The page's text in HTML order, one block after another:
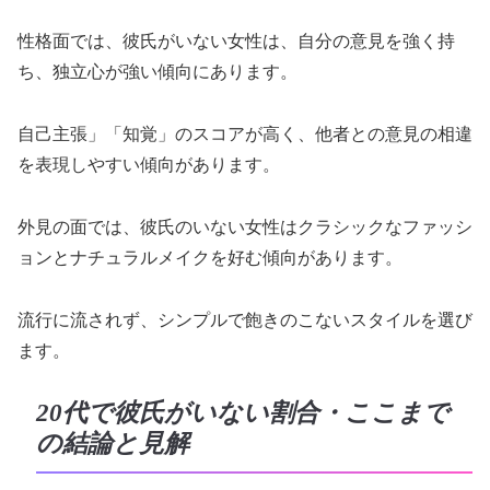
性格面では、彼氏がいない女性は、自分の意見を強く持
ち、独立心が強い傾向にあります。
自己主張」「知覚」のスコアが高く、他者との意見の相違
を表現しやすい傾向があります。
外見の面では、彼氏のいない女性はクラシックなファッシ
ョンとナチュラルメイクを好む傾向があります。
流行に流されず、シンプルで飽きのこないスタイルを選び
ます。
20代で彼氏がいない割合・ここまで
の結論と見解